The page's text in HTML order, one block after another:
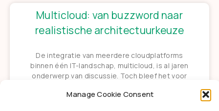
Manage Cookie Consent
Multicloud: van buzzword naar
realistische architectuurkeuze
De integratie van meerdere cloudplatforms
binnen één IT-landschap, multicloud, is al jaren
onderwerp van discussie. Toch bleef het voor
toekomstbeeld.